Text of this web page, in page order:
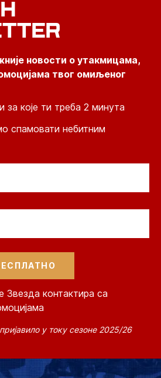
новости о утакмицама,
твог омиљеног
за које ти треба 2 минута
спамовати небитним
контактира са
у току сезоне 2025/26